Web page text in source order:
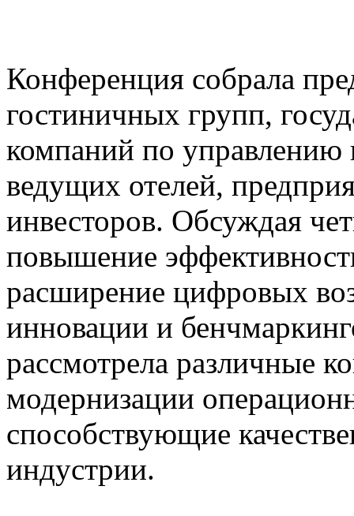
Конференция собрала
гостиничных групп,
компаний по
ведущих отелей,
инвесторов. Обсуждая
повышение
расширение цифровых
инновации и
рассмотрела различные
модернизации
способствующие
индустрии.